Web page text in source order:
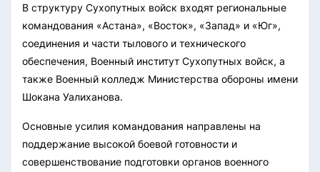
В структуру Сухопутных войск входят региональные
командования «Астана», «Восток», «Запад» и «Юг»,
соединения и части тылового и технического
обеспечения, Военный институт Сухопутных войск, а
также Военный колледж Министерства обороны имени
Шокана Уалиханова.
Основные усилия командования направлены на
поддержание высокой боевой готовности и
совершенствование подготовки органов военного